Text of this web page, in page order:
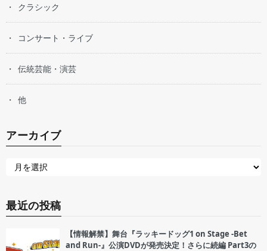
クラシック
コンサート・ライブ
伝統芸能・演芸
他
アーカイブ
最近の投稿
【情報解禁】舞台『ラッキードッグ1 on Stage -Bet
and Run-』公演DVDが発売決定！さらに続編 Part3の